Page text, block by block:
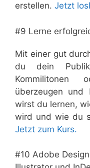
erstellen. Jetzt
#9 Lerne
Mit einer gut
du dein
Kommilitonen
überzeugen
wirst du lernen,
wird und wie du
Jetzt zum Kurs.
#10 Adobe